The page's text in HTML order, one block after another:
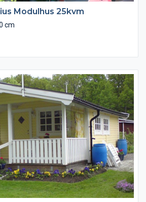
Modulhus 25kvm
cm
med stående falspanel
underlagspapp
alternativt spånskiva
med glas
+ 2 st 6x8